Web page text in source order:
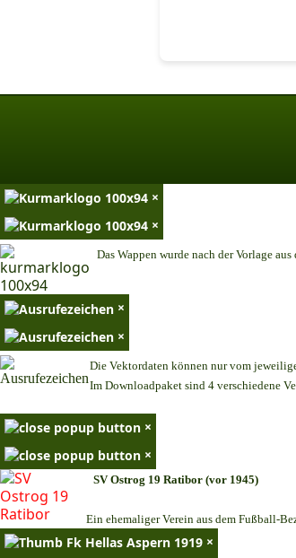
×
×
Das Wappen wurde nach der Vorlage
×
×
Die Vektordaten können nur vom
Im Downloadpaket sind 4 verschiedene
×
×
SV Ostrog 19 Ratibor (vor 1945)
Ein ehemaliger Verein aus dem Fußball-
×